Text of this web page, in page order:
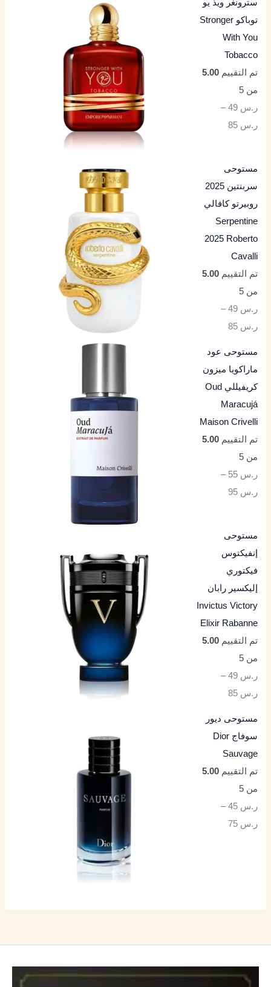
سترونغر ويذ يو
توباكو Stronger
With You
Tobacco
تم التقييم5.00
من 5
ر.س 49
–
ر.س 85
مستوحى
سربنتين 2025
روبيرتو كافالي
Serpentine
2025 Roberto
Cavalli
تم التقييم5.00
من 5
ر.س 49
–
ر.س 85
مستوحى عود
ماراكويا ميزون
كريفيللي Oud
Maracujá
Maison Crivelli
تم التقييم5.00
من 5
ر.س 55
–
ر.س 95
مستوحى
إنفيكتوس
فيكتوري
إليكسير رابان
Invictus Victory
Elixir Rabanne
تم التقييم5.00
من 5
ر.س 49
–
ر.س 85
مستوحى ديور
سوفاج Dior
Sauvage
تم التقييم5.00
من 5
ر.س 45
–
ر.س 75